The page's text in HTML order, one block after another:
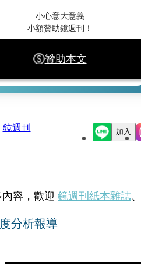
小心意大意義
小額贊助鏡週刊！
贊助本文
鏡週刊 加入
容，歡迎 鏡週刊紙本雜誌、
分析報導